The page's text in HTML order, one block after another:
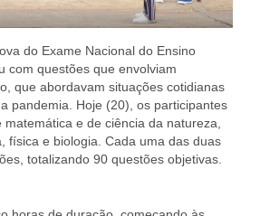
do Exame Nacional do Ensino
com questões que envolviam
que abordavam situações cotidianas
pandemia. Hoje (20), os participantes
e de ciência da natureza,
física e biologia. Cada uma das duas
totalizando 90 questões objetivas.